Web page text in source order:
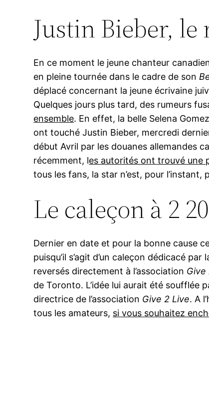
Justin Bieber, le
En ce moment le jeune chanteur
en pleine tournée dans le cadre de son
déplacé concernant la jeune écrivaine
Quelques jours plus tard, des rumeurs
ensemble. En effet, la belle Selena
ont touché Justin Bieber, mercredi
début Avril par les douanes allemandes
récemment, les autorités ont trouvé une
tous les fans, la star n’est, pour l’instant,
Le caleçon à 2
Dernier en date et pour la bonne cause
puisqu’il s’agit d’un caleçon dédicacé
reversés directement à l’association Give
de Toronto. L’idée lui aurait été soufflée
directrice de l’association Give 2 Live. A
tous les amateurs, si vous souhaitez